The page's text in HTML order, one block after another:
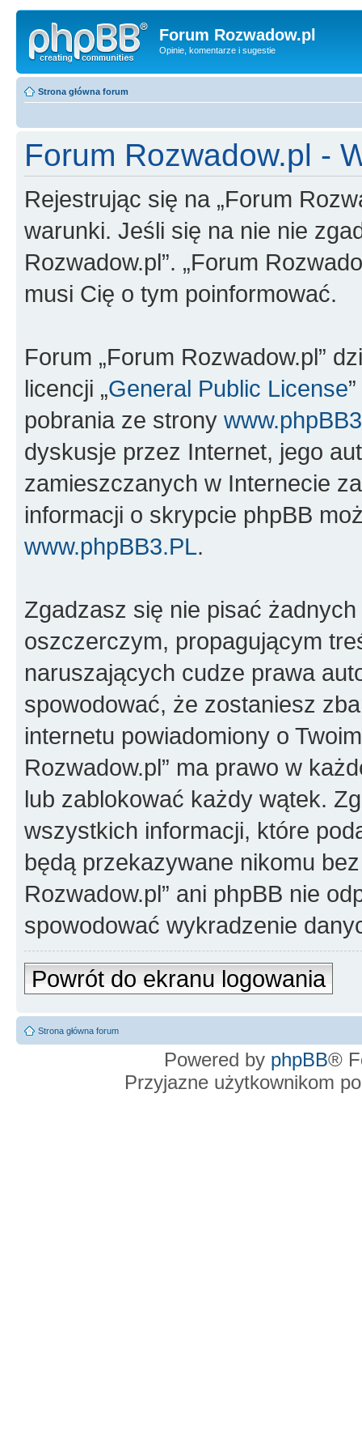
Forum Rozwadow.pl
Opinie, komentarze i sugestie
Strona główna forum
Forum Rozwadow.pl -
Rejestrując się na „Forum
warunki. Jeśli się na nie nie
Rozwadow.pl”. „Forum
musi Cię o tym poinformować.
Forum „Forum Rozwadow.pl”
licencji „General Public License
pobrania ze strony
dyskusje przez Internet, jego
zamieszczanych w Internecie
informacji o skrypcie phpBB
www.phpBB3.PL.
Zgadzasz się nie pisać
oszczerczym, propagującym
naruszających cudze prawa
spowodować, że zostaniesz
internetu powiadomiony o
Rozwadow.pl” ma prawo w
lub zablokować każdy wątek.
wszystkich informacji, które
będą przekazywane nikomu
Rozwadow.pl” ani phpBB nie
spowodować wykradzenie
Powrót do ekranu logowania
Strona główna forum
Powered by phpBB®
Przyjazne użytkownikom